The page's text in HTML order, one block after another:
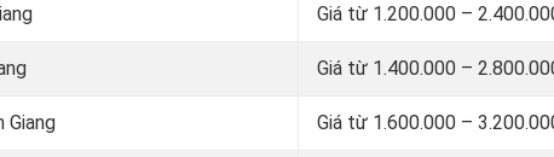
Giá từ 1.200.000 –
Giá từ 1.400.000 –
Giang Giá từ 1.600.000 –